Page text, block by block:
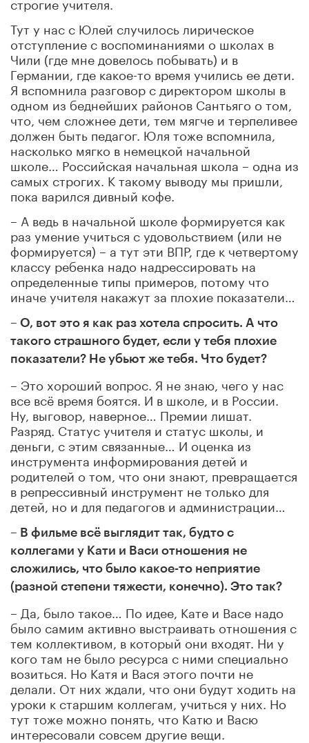
Тут у нас с Юлей случилось лирическое
отступление с воспоминаниями о школах в
Чили (где мне довелось побывать) и в
Германии, где какое-то время учились ее дети.
Я вспомнила разговор с директором школы в
одном из беднейших районов Сантьяго о том,
что, чем сложнее дети, тем мягче и терпеливее
должен быть педагог. Юля тоже вспомнила,
насколько мягко в немецкой начальной
школе… Российская начальная школа – одна из
самых строгих. К такому выводу мы пришли,
пока варился дивный кофе.
– А ведь в начальной школе формируется как
раз умение учиться с удовольствием (или не
формируется) – а тут эти ВПР, где к четвертому
классу ребенка надо надрессировать на
определенные типы примеров, потому что
иначе учителя накажут за плохие показатели…
– О, вот это я как раз хотела спросить. А что
такого страшного будет, если у тебя плохие
показатели? Не убьют же тебя. Что будет?
– Это хороший вопрос. Я не знаю, чего у нас
все всё время боятся. И в школе, и в России.
Ну, выговор, наверное… Премии лишат.
Разряд. Статус учителя и статус школы, и
деньги, с этим связанные… И оценка из
инструмента информирования детей и
родителей о том, что они знают, превращается
в репрессивный инструмент не только для
детей, но и для педагогов и администрации…
– В фильме всё выглядит так, будто с
коллегами у Кати и Васи отношения не
сложились, что было какое-то неприятие
(разной степени тяжести, конечно). Это так?
– Да, было такое… По идее, Кате и Васе надо
было самим активно выстраивать отношения с
тем коллективом, в который они входят. Ни у
кого там не было ресурса с ними специально
возиться. Но Катя и Вася этого почти не
делали. От них ждали, что они будут ходить на
уроки к старшим коллегам, учиться у них. Но
тут тоже можно понять, что Катю и Васю
интересовали совсем другие вещи.